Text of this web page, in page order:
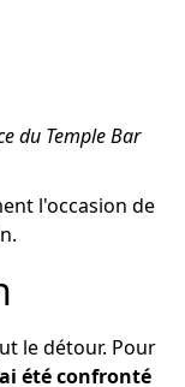
du Temple Bar
l'occasion de
le détour. Pour
été confronté